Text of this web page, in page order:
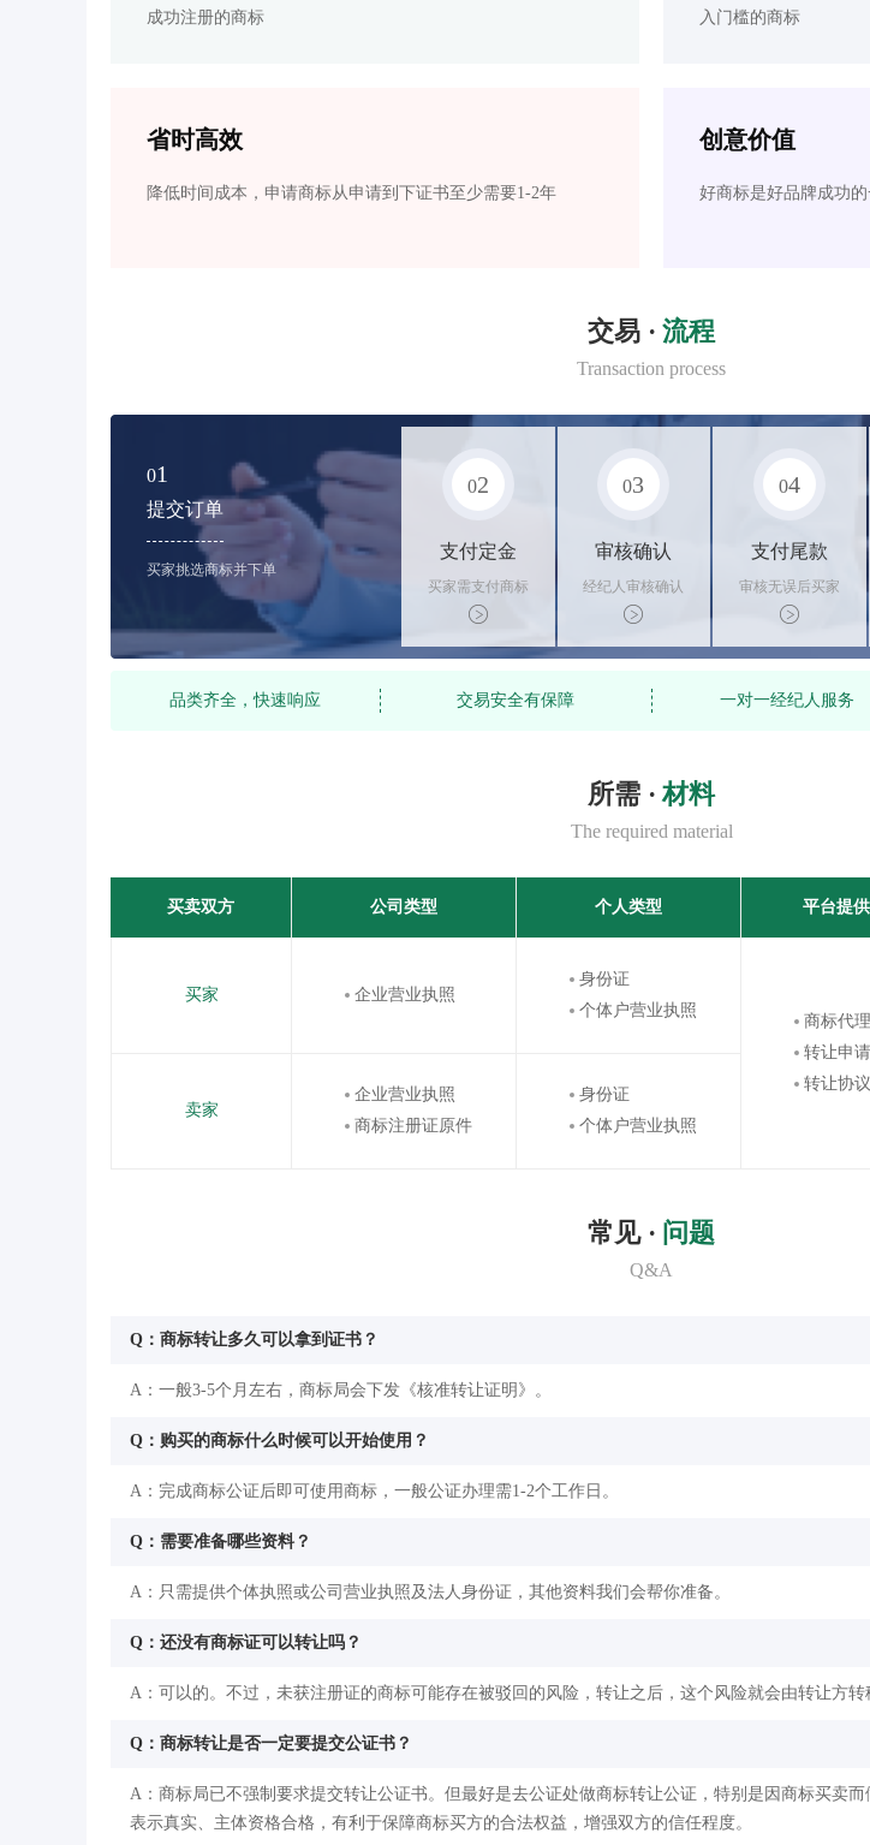
成功注册的商标
入门槛的商标
省时高效
降低时间成本，申请商标从申请到下证书至少需要1-2年
创意价值
好商标是好品牌成功
交易 · 流程
Transaction process
01
提交订单
买家挑选商标并下单
02
支付定金
买家需支付商标
标价的10%的购
买订金
03
审核确认
经纪人审核确认
商标状态
04
支付尾款
审核无误后买家
支付尾款，卖家
办理相关手续
品类齐全，快速响应 交易安全有保障 一对一经纪人服务
所需 · 材料
The required material
买卖双方 公司类型 个人类型 平台提
买家 企业营业执照
身份证
个体户营业执照
商标代
转让申
转让协议
卖家
企业营业执照
商标注册证原件
身份证
个体户营业执照
常见 · 问题
Q&A
Q：商标转让多久可以拿到证书？
A：一般3-5个月左右，商标局会下发《核准转让证明》。
Q：购买的商标什么时候可以开始使用？
A：完成商标公证后即可使用商标，一般公证办理需1-2个工作日。
Q：需要准备哪些资料？
A：只需提供个体执照或公司营业执照及法人身份证，其他资料我们会帮你准备。
Q：还没有商标证可以转让吗？
A：可以的。不过，未获注册证的商标可能存在被驳回的风险，转让之后，这个风险就会由转让方转
Q：商标转让是否一定要提交公证书？
A：商标局已不强制要求提交转让公证书。但最好是去公证处做商标转让公证，特别是因商标买卖
表示真实、主体资格合格，有利于保障商标买方的合法权益，增强双方的信任程度。